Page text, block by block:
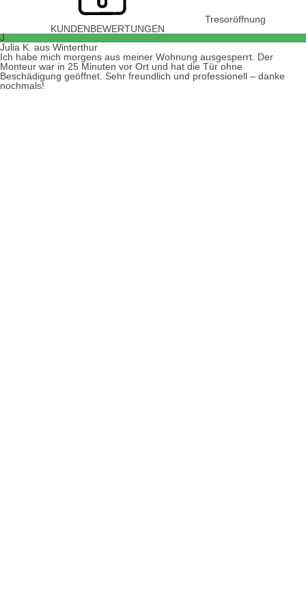
Tresoröffnung
KUNDENBEWERTUNGEN
J
Julia K. aus Winterthur
Ich habe mich morgens aus meiner Wohnung ausgesperrt. Der
Monteur war in 25 Minuten vor Ort und hat die Tür ohne
Beschädigung geöffnet. Sehr freundlich und professionell – danke
nochmals!